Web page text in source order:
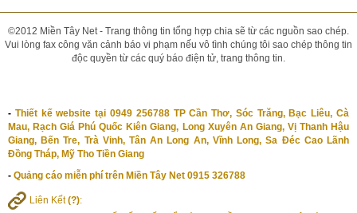
©2012 Miền Tây Net - Trang thông tin tổng hợp chia sẽ từ các nguồn sao chép.
Vui lòng fax công văn cảnh báo vi phạm nếu vô tình chúng tôi sao chép thông tin
độc quyền từ các quý báo điện tử, trang thông tin.
- Thiết kế website tại 0949 256788 TP Cần Thơ, Sóc Trăng, Bạc Liêu, Cà
Mau, Rạch Giá Phú Quốc Kiên Giang, Long Xuyên An Giang, Vị Thanh Hậu
Giang, Bến Tre, Trà Vinh, Tân An Long An, Vĩnh Long, Sa Đéc Cao Lãnh
Đồng Tháp, Mỹ Tho Tiền Giang
- Quảng cáo miễn phí trên Miền Tây Net 0915 326788
Liên Kết(?):